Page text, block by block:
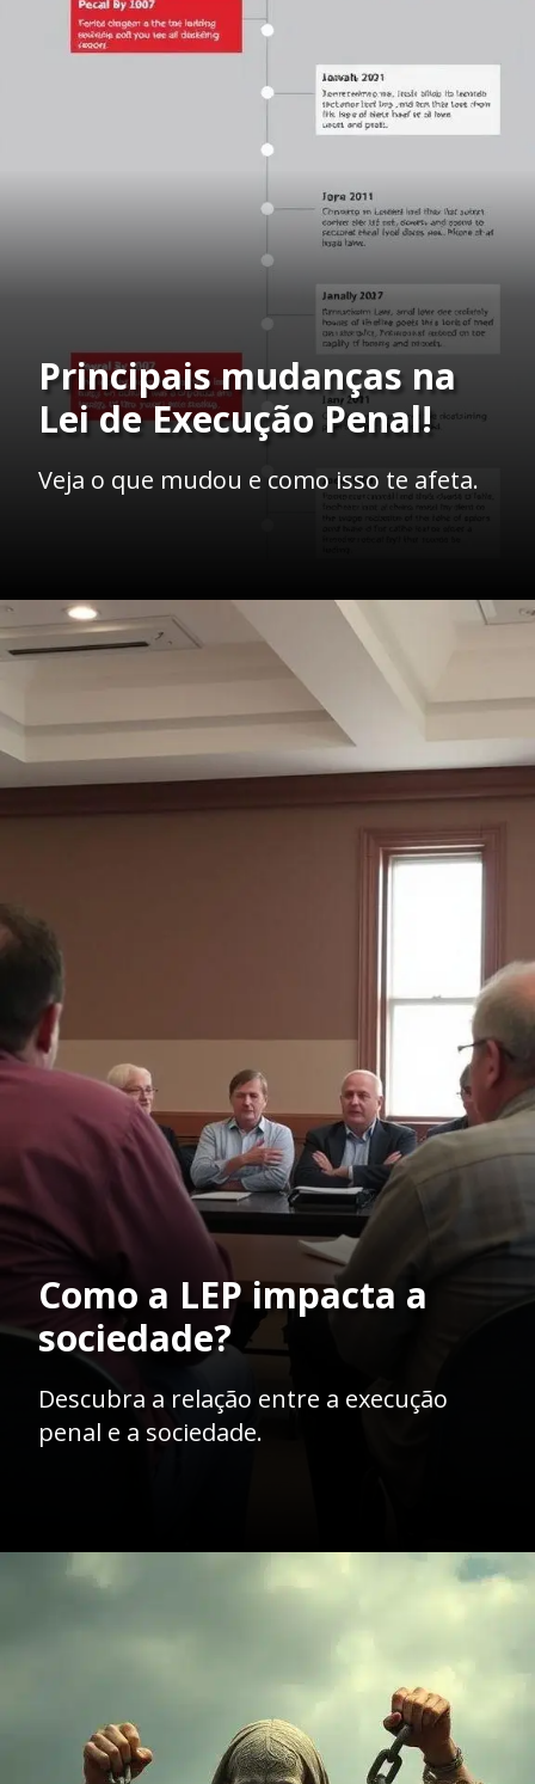
Principais mudanças na
Lei de Execução Penal!
Veja o que mudou e como isso te afeta.
Opening https://ademilsoncs.adv.br/
Como a LEP impacta a
sociedade?
Descubra a relação entre a execução
penal e a sociedade.
Opening https://ademilsoncs.adv.br/